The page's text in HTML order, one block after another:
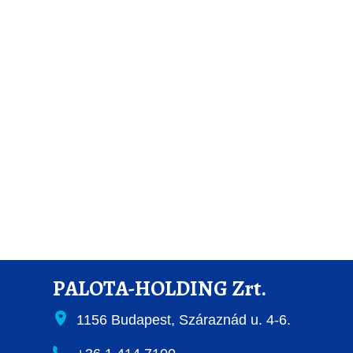
PALOTA-HOLDING Zrt.
1156 Budapest, Száraznád u. 4-6.